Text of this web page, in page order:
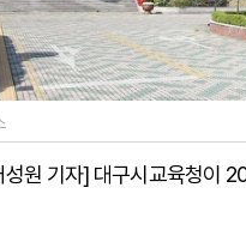
원 기자] 대구시교육청이